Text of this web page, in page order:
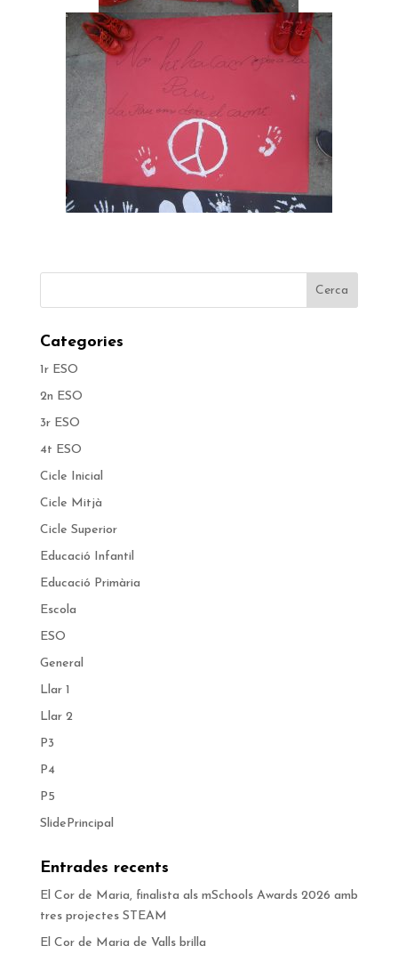
Categories
1r ESO
2n ESO
3r ESO
4t ESO
Cicle Inicial
Cicle Mitjà
Cicle Superior
Educació Infantil
Educació Primària
Escola
ESO
General
Llar 1
Llar 2
P3
P4
P5
SlidePrincipal
Entrades recents
El Cor de Maria, finalista als mSchools Awards 2026 amb
tres projectes STEAM
El Cor de Maria de Valls brilla